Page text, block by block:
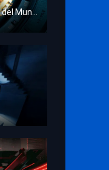
Proyecto Salvación (Proyecto Fin del Mundo)